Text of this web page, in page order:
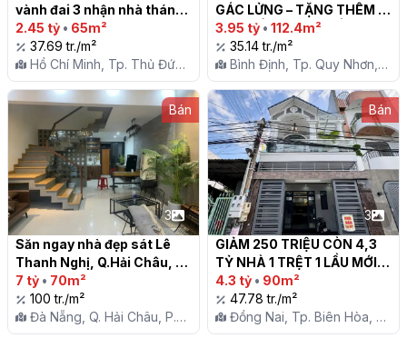
vành đai 3 nhận nhà tháng
11/2024 tăng giá nhanh khi
vành 3 hoàn thành
2.45 tỷ • 65m²
37.69 tr./m²
Hồ Chí Minh, Tp. Thủ Đức,
P. Long Trường
GÁC LỬNG – TẶNG THÊM
NHÀ ĐỂ XE Ô TÔ ĐỐI DIỆN –
P. QUANG TRUNG, TP. QUY
NHƠN – GIÁ CHỈ 3 TỶ 950
TRIỆU!
3.95 tỷ • 112.4m²
35.14 tr./m²
Bình Định, Tp. Quy Nhơn,
P. Quang Trung
Bán
3
Săn ngay nhà đẹp sát Lê
Thanh Nghị, Q.Hải Châu,
TP. Đà Nẵng
7 tỷ • 70m²
100 tr./m²
Đà Nẵng, Q. Hải Châu, P.
Hòa Cường Bắc
Bán
3
GIẢM 250 TRIỆU CÒN 4,3
TỶ NHÀ 1 TRỆT 1 LẦU MỚI
P. TÂN PHONG
4.3 tỷ • 90m²
47.78 tr./m²
Đồng Nai, Tp. Biên Hòa, P.
Tân Phong